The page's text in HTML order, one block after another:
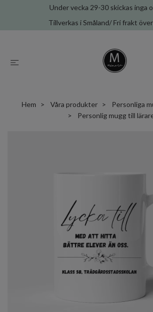
Under vecka 29-30 skickas inga
Tillverkas i Småland/ Fri frakt
Hem Våra produkter
Personliga
Personlig mugg till